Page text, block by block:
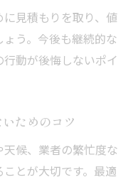
見積もりを取り、値
う。今後も継続的な
動が後悔しないポイ
ためのコツ
候、業者の繁忙度な
とが大切です。最適